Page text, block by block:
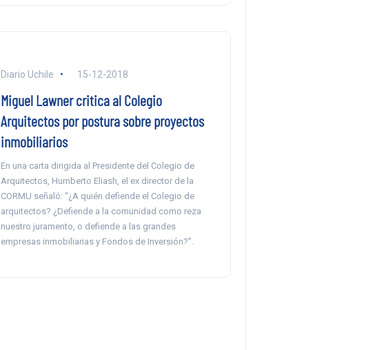
Diario Uchile 15-12-2018
Miguel Lawner critica al Colegio
Arquitectos por postura sobre proyectos
inmobiliarios
En una carta dirigida al Presidente del Colegio de
Arquitectos, Humberto Eliash, el ex director de la
CORMU señaló: “¿A quién defiende el Colegio de
arquitectos? ¿Defiende a la comunidad como reza
nuestro juramento, o defiende a las grandes
empresas inmobiliarias y Fondos de Inversión?”.